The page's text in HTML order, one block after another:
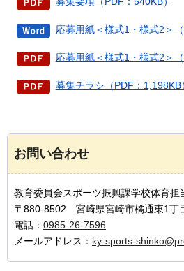
応募用紙＜様式1・様式2＞（
応募用紙＜様式1・様式2＞（
募集チラシ（PDF：1,198KB
お問い合わせ
教育委員会スポーツ振興課学校体育担
〒880-8502 宮崎県宮崎市橘通東1丁
電話： 0985-26-7596
メールアドレス： ky-sports-